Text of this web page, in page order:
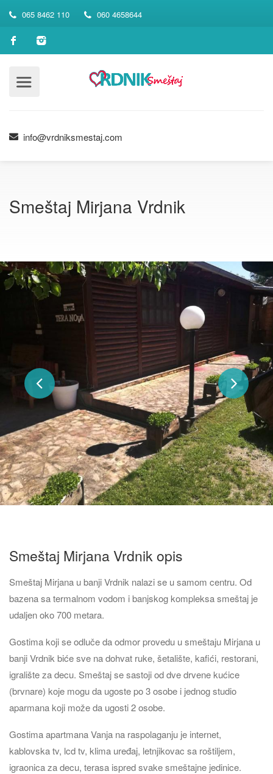
065 8462 110 060 4658644
info@vrdniksmestaj.com
Smeštaj Mirjana Vrdnik
Smeštaj Mirjana Vrdnik opis
Smeštaj Mirjana u banji Vrdnik nalazi se u samom centru. Od
bazena sa termalnom vodom i banjskog kompleksa smeštaj je
udaljen oko 700 metara.
Gostima koji se odluče da odmor provedu u smeštaju Mirjana u
banji Vrdnik biće sve na dohvat ruke, šetalište, kafići, restorani,
igralište za decu. Smeštaj se sastoji od dve drvene kućice
(brvnare) koje mogu da ugoste po 3 osobe i jednog studio
aparmana koji može da ugosti 2 osobe.
Gostima apartmana Vanja na raspolaganju je internet,
kablovska tv, lcd tv, klima uređaj, letnjikovac sa roštiljem,
igraonica za decu, terasa ispred svake smeštajne jedinice.